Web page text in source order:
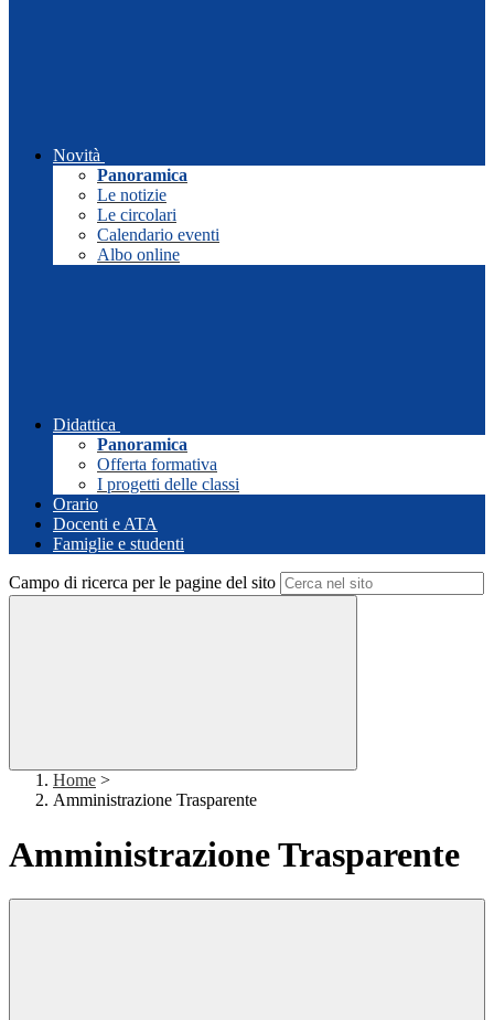
Novità
Panoramica
Le notizie
Le circolari
Calendario eventi
Albo online
Didattica
Panoramica
Offerta formativa
I progetti delle classi
Orario
Docenti e ATA
Famiglie e studenti
Campo di ricerca per le pagine del sito
Home >
Amministrazione Trasparente
Amministrazione Trasparente